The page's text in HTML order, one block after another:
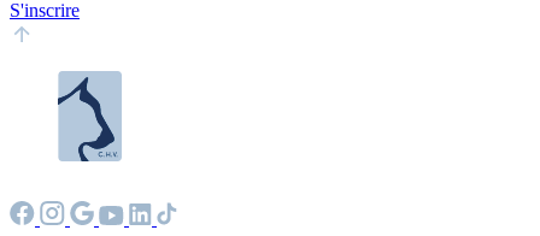
S'inscrire